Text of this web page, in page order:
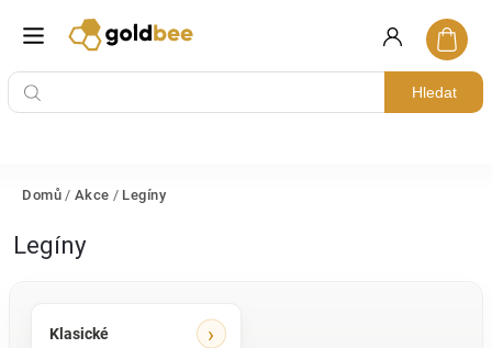
Hledat
Domů / Akce / Legíny
Legíny
Klasické